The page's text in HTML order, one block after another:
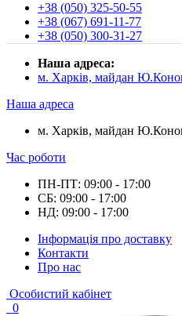
+38 (050) 325-50-55
+38 (067) 691-11-77
+38 (050) 300-31-27
Наша адреса:
м. Харків, майдан
Наша адреса
м. Харків, майдан
Час роботи
ПН-ПТ: 09:00 - 17:00
СБ: 09:00 - 17:00
НД: 09:00 - 17:00
Інформація про доставку
Контакти
Про нас
Особистий кабінет
0